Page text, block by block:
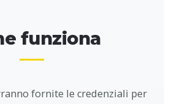
funziona
fornite le credenziali per